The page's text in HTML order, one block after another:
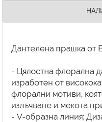
Дантелена прашка от
- Цялостна флорална
изработен от
флорални мотиви,
излъчване и мекота
- V-образна линия: